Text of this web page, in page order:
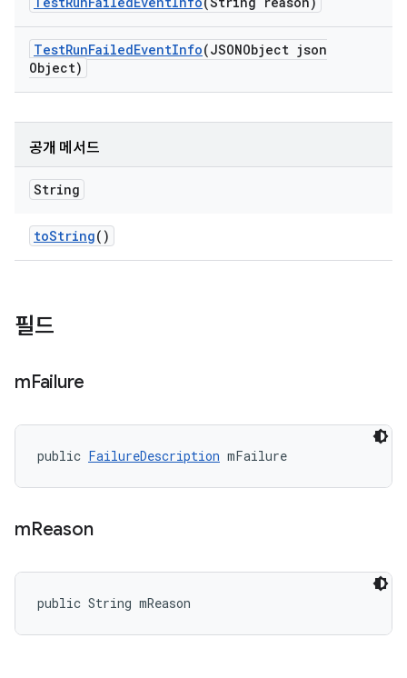
TestRunFailedEventInfo(JSONObject json
Object)
공개 메서드
String
toString()
필드
mFailure
public FailureDescription mFailure
mReason
public String mReason